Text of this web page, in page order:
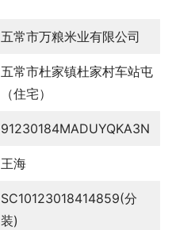
五常市万粮米业有限公司
五常市杜家镇杜家村车站屯
（住宅）
91230184MADUYQKA3N
王海
SC10123018414859(分
装)